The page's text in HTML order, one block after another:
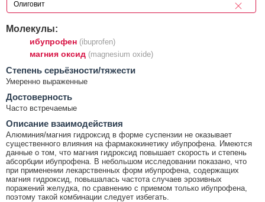
Молекулы:
ибупрофен (ibuprofen)
магния оксид (magnesium oxide)
Cтепень серьёзности/тяжести
Умеренно выраженные
Достоверность
Часто встречаемые
Описание взаимодействия
Алюминия/магния гидроксид в форме суспензии не оказывает
существенного влияния на фармакокинетику ибупрофена. Имеются
данные о том, что магния гидроксид повышает скорость и степень
абсорбции ибупрофена. В небольшом исследовании показано, что
при применении лекарственных форм ибупрофена, содержащих
магния гидроксид, повышалась частота случаев эрозивных
поражений желудка, по сравнению с приемом только ибупрофена,
поэтому такой комбинации следует избегать.